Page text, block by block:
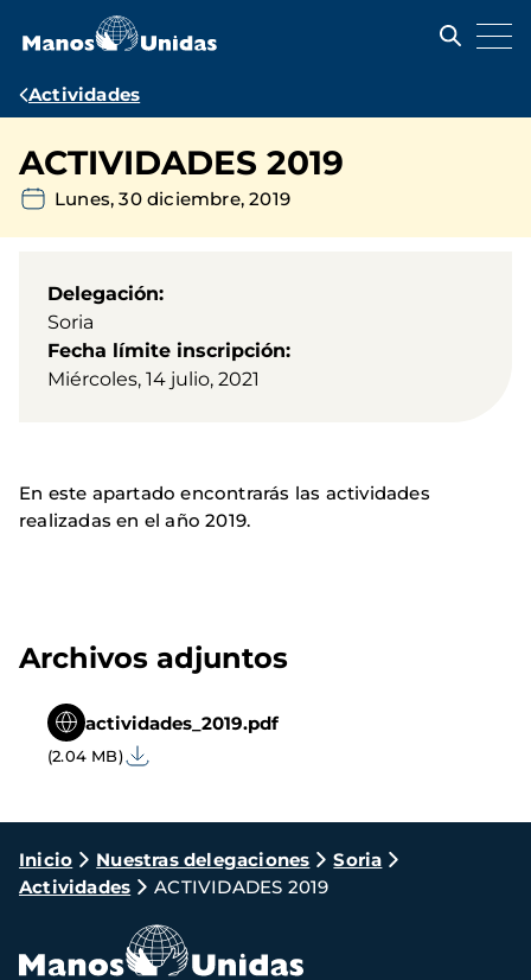
contenido
Ruta
navegación
Actividades
ACTIVIDADES 2019
Lunes, 30 diciembre, 2019
Delegación
Soria
Fecha límite inscripción
Miércoles, 14 julio, 2021
En este apartado encontrarás las actividades
realizadas en el año 2019.
Archivos adjuntos
actividades_2019.pdf
(2.04 MB)
Ruta
de
navegación
Inicio Nuestras delegaciones
Soria
Actividades
ACTIVIDADES 2019